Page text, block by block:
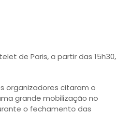
de Paris, a partir das 15h30,
organizadores citaram o
grande mobilização no
o fechamento das